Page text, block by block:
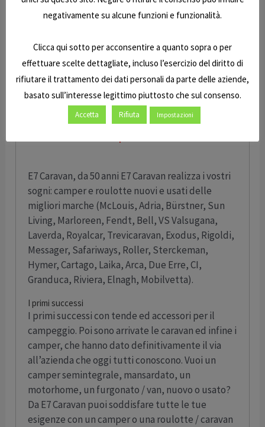
del produttore e non sono compresi i costi di
messa su strada.
Vieni a scoprire in sede a vedere il veicolo dal vivo
e scoprire il prezzo che possiamo riservarti.
E7 Caravan, da 50 anni E7 Caravan realizza i vostri
sogni: camper e roulotte nuovi e usati delle
migliori marche (McLouis, Adria, Bürstner, Sun
Living, Marloreen, Fendt, Bell, VS Valsugana,
Laverda, Royalcar, Trevicaravan, Exodus, Rigoldi,
Messager, Safariways, Roller, Sterckeman,
Hymer, Cartago, Laika, Arca, Due Erre, CI,
Granduca, Riviera, Elnagh, Mobilvetta).
I primi successi
I primi successi con tende ed accessori per il
campeggio. Poi sono arrivate le caravan ed infine i
camper, che hanno dato definitivamente il via
all’azienda che oggi tutti conoscono. Vuoi un
camper semintegrale, mansardato, un
motorhome, un furgonato / van, nuovo o usato?
Da E7 Caravan puoi soddisfare tutte le tue
esigenze con un camper o una roulotte / caravan
negativamente su alcune funzioni e funzionalità.
Clicca qui sotto per acconsentire a quanto sopra o per
effettuare scelte dettagliate, incluso l’esercizio del diritto di
rifiutare il trattamento dei dati personali da parte delle aziende,
basato sull’interesse legittimo piuttosto che sul consenso.
Accetta Rifiuta Impostazioni